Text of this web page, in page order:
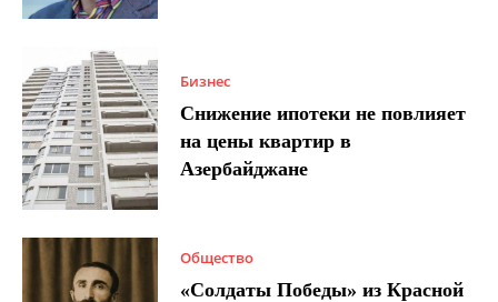
Бизнес
Снижение ипотеки не повлияет
на цены квартир в
Азербайджане
Общество
«Солдаты Победы» из Красной